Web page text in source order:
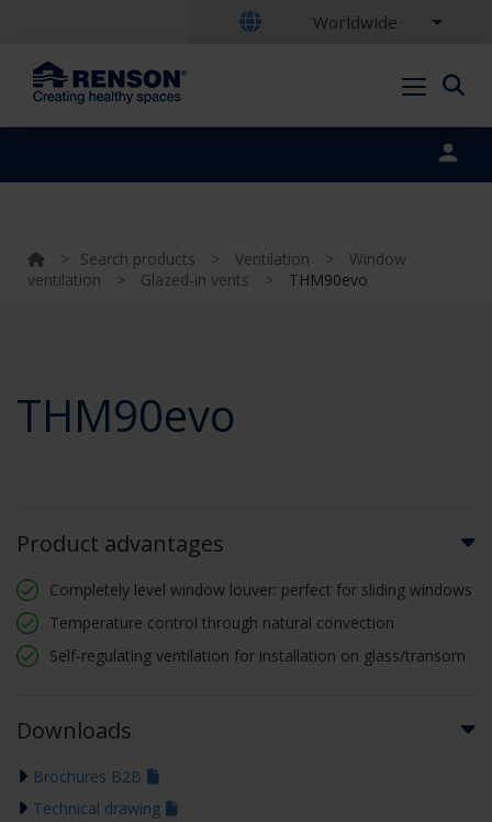
Worldwide
> Search products > Ventilation >
Window
ventilation
> Glazed-in vents > THM90evo
THM90evo
Product advantages
Completely level window louver: perfect for sliding windows
Temperature control through natural convection
Self-regulating ventilation for installation on glass/transom
Downloads
Brochures B2B
Technical drawing